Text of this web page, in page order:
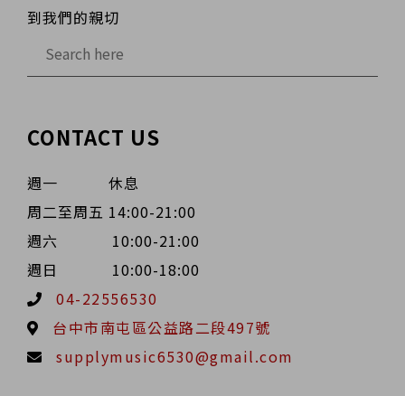
到我們的親切
CONTACT US
週一 休息
周二至周五 14:00-21:00
週六 10:00-21:00
週日 10:00-18:00
04-22556530
台中市南屯區公益路二段497號
supplymusic6530@gmail.com